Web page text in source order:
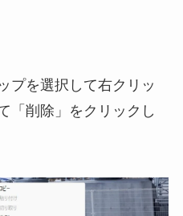
プを選択して右クリッ
「削除」をクリックし